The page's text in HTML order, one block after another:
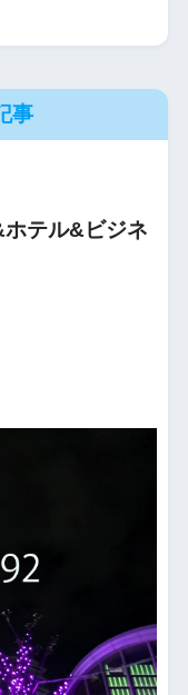
事
テル&ビジネ